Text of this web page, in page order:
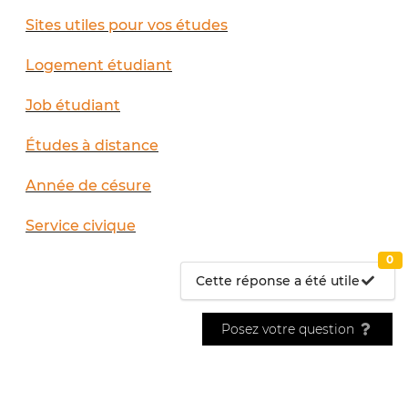
Sites utiles pour vos études
Logement étudiant
Job étudiant
Études à distance
Année de césure
Service civique
Cette réponse a été utile
0
Posez votre question